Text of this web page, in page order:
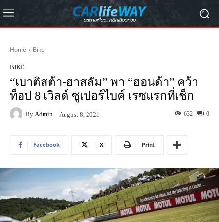
Home Bike
BIKE
“เบาติสต้า-ฮาสลัม” พา “ฮอนด้า” คว้า
ท็อป 8 เวิลด์ ซูเปอร์ไบค์ เรซแรกที่เช็ก
By Admin August 8, 2021 0
632
Facebook X Print